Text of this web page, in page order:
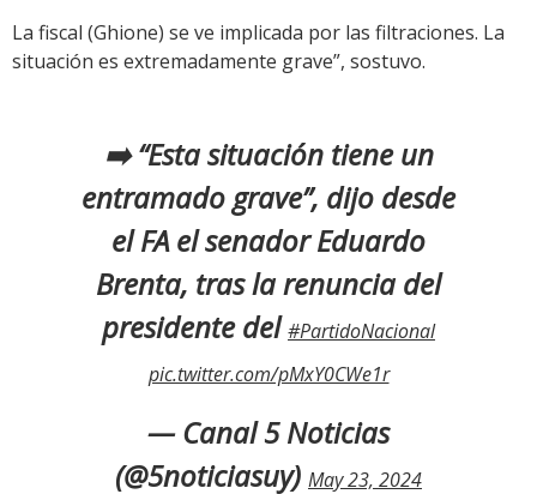
La fiscal (Ghione) se ve implicada por las filtraciones. La
situación es extremadamente grave”, sostuvo.
➡️ “Esta situación tiene un
entramado grave”, dijo desde
el FA el senador Eduardo
Brenta, tras la renuncia del
presidente del#PartidoNacional
pic.twitter.com/pMxY0CWe1r
— Canal 5 Noticias
(@5noticiasuy) May 23, 2024